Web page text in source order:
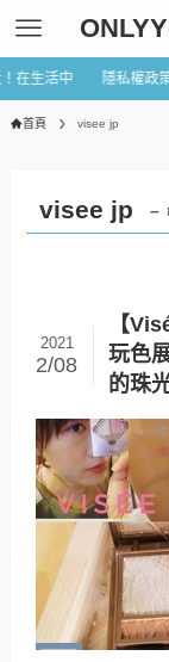
在生活中 隱私權政
首頁 visee jp
visee jp –
【
玩色
的珠
2021
2/08